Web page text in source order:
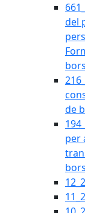
del
de
per